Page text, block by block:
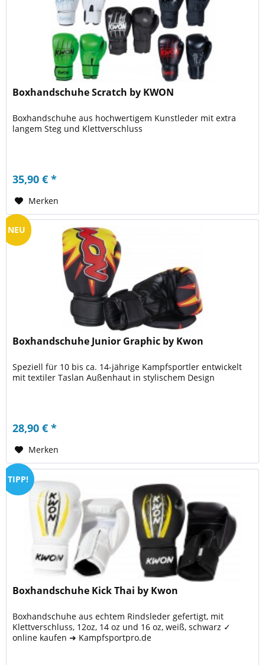
Boxhandschuhe Scratch by KWON
Boxhandschuhe aus hochwertigem Kunstleder mit extra
langem Steg und Klettverschluss
35,90 € *
Merken
NEU
Boxhandschuhe Junior Graphic by Kwon
Speziell für 10 bis ca. 14-jährige Kampfsportler entwickelt
mit textiler Taslan Außenhaut in stylischem Design
28,90 € *
Merken
TIPP!
Boxhandschuhe Kick Thai by Kwon
Boxhandschuhe aus echtem Rindsleder gefertigt, mit
Klettverschluss, 12oz, 14 oz und 16 oz, weiß, schwarz ✓
online kaufen ➜ Kampfsportpro.de